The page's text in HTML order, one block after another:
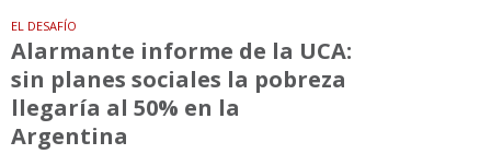
EL DESAFÍO
Alarmante informe de la UCA:
sin planes sociales la pobreza
llegaría al 50% en la
Argentina